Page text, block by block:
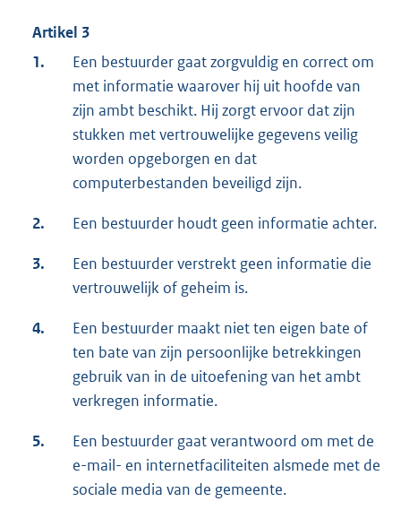
Artikel 3
1.
Een bestuurder gaat zorgvuldig en correct om
met informatie waarover hij uit hoofde van
zijn ambt beschikt. Hij zorgt ervoor dat zijn
stukken met vertrouwelijke gegevens veilig
worden opgeborgen en dat
computerbestanden beveiligd zijn.
2. Een bestuurder houdt geen informatie achter.
3.
Een bestuurder verstrekt geen informatie die
vertrouwelijk of geheim is.
4.
Een bestuurder maakt niet ten eigen bate of
ten bate van zijn persoonlijke betrekkingen
gebruik van in de uitoefening van het ambt
verkregen informatie.
5.
Een bestuurder gaat verantwoord om met de
e-mail- en internetfaciliteiten alsmede met de
sociale media van de gemeente.